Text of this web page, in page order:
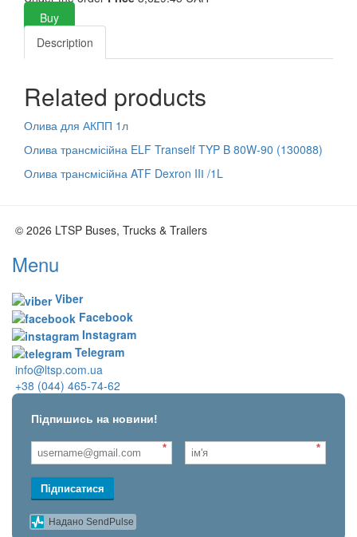
Buy
Description
Related products
Олива для АКПП 1л
Олива трансмісійна ELF Tranself TYP B 80W-90 (130088)
Олива трансмісійна ATF Dexron IIІ /1L
© 2026 LTSP Buses, Trucks & Trailers
Menu
Viber
Facebook
Instagram
Telegram
info@ltsp.com.ua
+38 (044) 465-74-62
Підпишись на новини!
* *
Підписатися
Надано SendPulse